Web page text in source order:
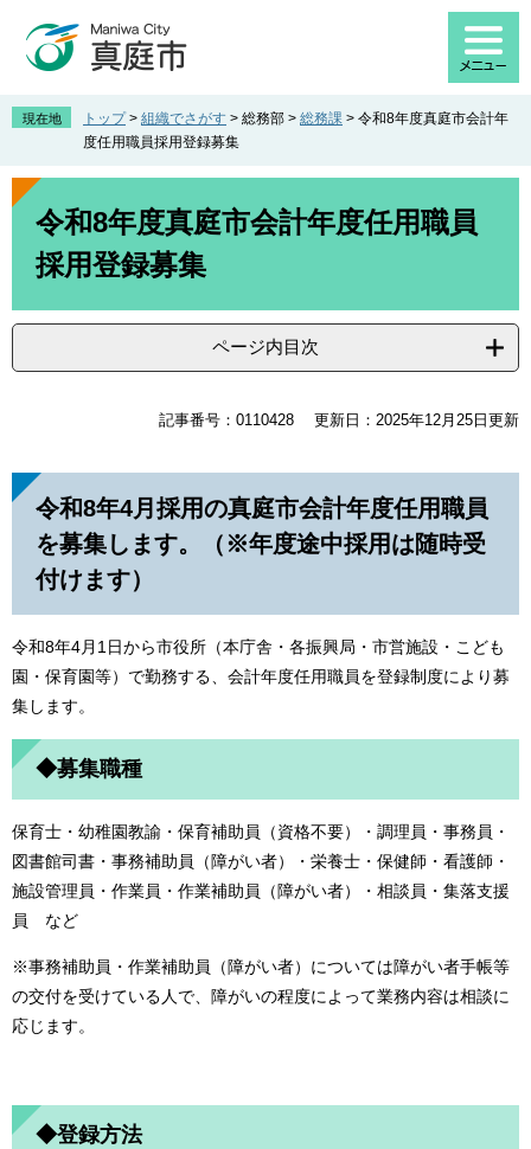
先
。
を
て
現在地 トップ > 組織でさがす > 総務部 > 総務課 > 令和8年度真庭市会計年
度任用職員採用登録募集
本
令和8年度真庭市会計年度任用職員
採用登録募集
ページ内目次
記事番号：0110428 更新日：2025年12月25日更新
令和8年4月採用の真庭市会計年度任用職員
を募集します。（※年度途中採用は随時受
付けます）
令和8年4月1日から市役所（本庁舎・各振興局・市営施設・こども
園・保育園等）で勤務する、会計年度任用職員を登録制度により募
集します。
◆募集職種
保育士・幼稚園教諭・保育補助員（資格不要）・調理員・事務員・
図書館司書・事務補助員（障がい者）・栄養士・保健師・看護師・
施設管理員・作業員・作業補助員（障がい者）・相談員・集落支援
員 など
※事務補助員・作業補助員（障がい者）については障がい者手帳等
の交付を受けている人で、障がいの程度によって業務内容は相談に
応じます。
◆登録方法